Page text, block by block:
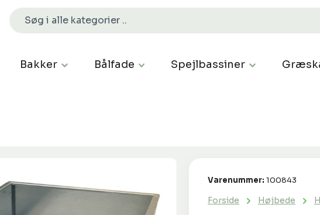
Bakker Bålfade Spejlbassiner
Forside Højbede
Varenummer: 100843